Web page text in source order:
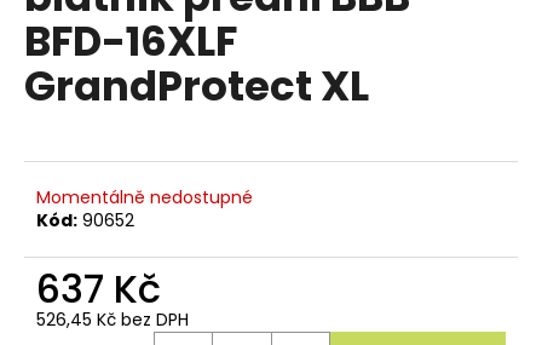
0,0
5
hvězdiček.
BFD-16XLF
GrandProtect XL
Momentálně nedostupné
Kód: 90652
637 Kč
526,45 Kč bez DPH
n
a
j
t
?
HLEDAT